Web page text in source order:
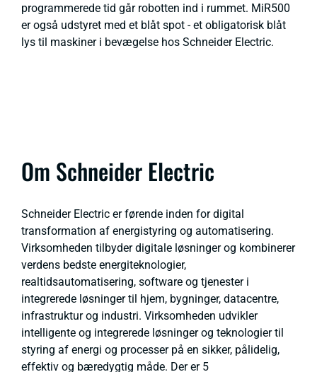
programmerede tid går robotten ind i rummet. MiR500
er også udstyret med et blåt spot - et obligatorisk blåt
lys til maskiner i bevægelse hos Schneider Electric.
Om Schneider Electric
Schneider Electric er førende inden for digital
transformation af energistyring og automatisering.
Virksomheden tilbyder digitale løsninger og kombinerer
verdens bedste energiteknologier,
realtidsautomatisering, software og tjenester i
integrerede løsninger til hjem, bygninger, datacentre,
infrastruktur og industri. Virksomheden udvikler
intelligente og integrerede løsninger og teknologier til
styring af energi og processer på en sikker, pålidelig,
effektiv og bæredygtig måde. Der er 5